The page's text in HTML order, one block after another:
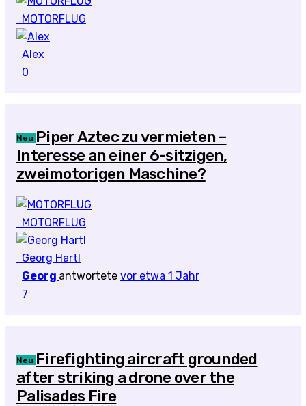
MOTORFLUG
Alex
0
Neu Piper Aztec zu vermieten –
Interesse an einer 6-sitzigen,
zweimotorigen Maschine?
MOTORFLUG
Georg Hartl
Georg antwortete vor etwa 1 Jahr
7
Neu Firefighting aircraft grounded
after striking a drone over the
Palisades Fire